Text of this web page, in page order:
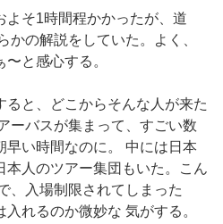
よそ1時間程かかったが、道
かの解説をしていた。よく、
と感心する。
ると、どこからそんな人が来た
ーバスが集まって、すごい数
早い時間なのに。 中には日本
本人のツアー集団もいた。こん
、入場制限されてしまった
れるのか微妙な 気がする。